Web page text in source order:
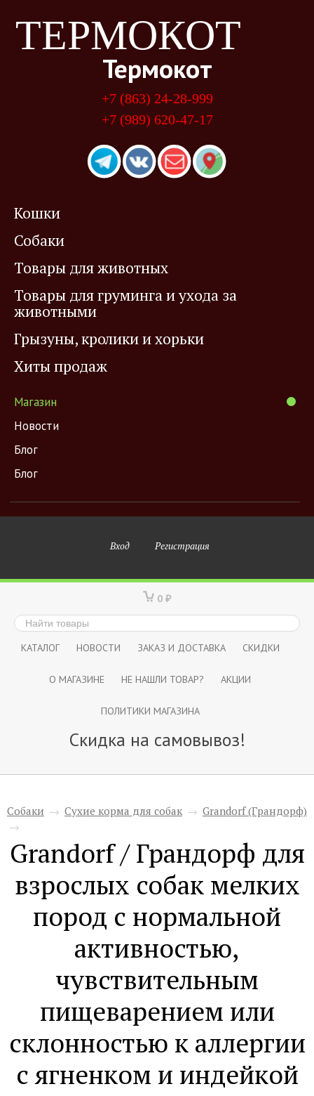
ТЕРМОКОТ
Термокот
+7 (863) 24-28-999
+7 (989) 620-47-17
Кошки
Собаки
Товары для животных
Товары для груминга и ухода за
животными
Грызуны, кролики и хорьки
Хиты продаж
Магазин
Новости
Блог
Блог
Вход Регистрация
0 ₽
КАТАЛОГ НОВОСТИ ЗАКАЗ И ДОСТАВКА СКИДКИ
О МАГАЗИНЕ НЕ НАШЛИ ТОВАР? АКЦИИ
ПОЛИТИКИ МАГАЗИНА
Скидка на самовывоз!
Собаки → Сухие корма для собак → Grandorf (Грандорф)
→
Grandorf / Грандорф для
взрослых собак мелких
пород с нормальной
активностью,
чувствительным
пищеварением или
склонностью к аллергии
с ягненком и индейкой